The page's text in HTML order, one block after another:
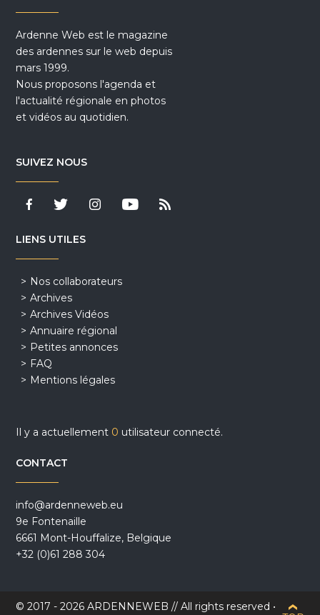
Ardenne Web est le magazine
des ardennes sur le web depuis
mars 1999.
Nous proposons l'agenda et
l'actualité régionale en photos
et vidéos au quotidien.
SUIVEZ NOUS
LIENS UTILES
Nos collaborateurs
Archives
Archives Vidéos
Annuaire régional
Petites annonces
FAQ
Mentions légales
Il y a actuellement 0 utilisateur connecté.
CONTACT
info@ardenneweb.eu
9e Fontenaille
6661 Mont-Houffalize, Belgique
+32 (0)61 288 304
© 2017 - 2026 ARDENNEWEB // All rights reserved •